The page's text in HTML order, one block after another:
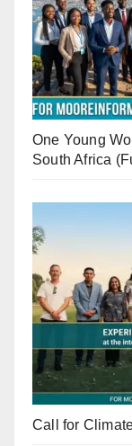
One Young
South Africa
Call for